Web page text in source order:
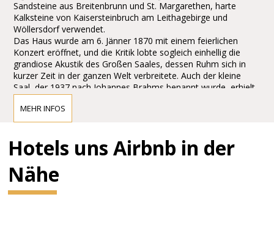
Sandsteine aus Breitenbrunn und St. Margarethen, harte
Kalksteine von Kaisersteinbruch am Leithagebirge und
Wöllersdorf verwendet.
Das Haus wurde am 6. Jänner 1870 mit einem feierlichen
Konzert eröffnet, und die Kritik lobte sogleich einhellig die
grandiose Akustik des Großen Saales, dessen Ruhm sich in
kurzer Zeit in der ganzen Welt verbreitete. Auch der kleine
Saal, der 1937 nach Johannes Brahms benannt wurde, erhielt
Im Jahr 2004 wurden vier kleinere, unterirdische Säle eröffnet,
die für Konzerte ebenso wie für Proben, Konferenzen,
größtmögliche Flexibilität in der Nutzung mit modernster
Technik ausgestattet wurden. Ursprünglich hätte diese
Erweiterung vom amerikanischen Musikmäzen Alberto Vilar
finanziert werden sollen. Nachdem dieser abgesprungen war,
half der austro-kanadische Industrielle Frank Stronach aus.
MEHR INFOS
Hotels uns Airbnb in der
Nähe